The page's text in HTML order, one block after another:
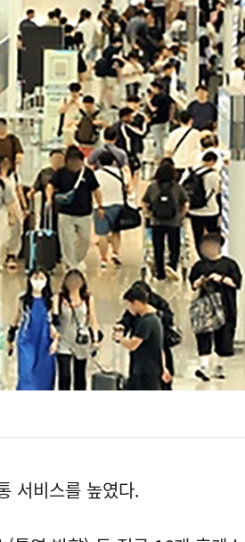
서비스를 높였다.